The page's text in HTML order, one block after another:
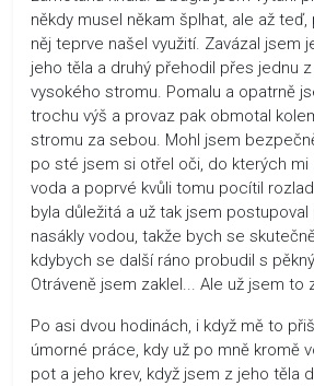
někdy musel někam šplhat, ale až
něj teprve našel využití. Zavázal jsem
jeho těla a druhý přehodil přes jednu
vysokého stromu. Pomalu a opatrně
trochu výš a provaz pak obmotal
stromu za sebou. Mohl jsem
po sté jsem si otřel oči, do kterých mi
voda a poprvé kvůli tomu pocítil
byla důležitá a už tak jsem
nasákly vodou, takže bych se
kdybych se další ráno probudil s
Otráveně jsem zaklel... Ale už jsem to
Po asi dvou hodinách, i když mě to
úmorné práce, kdy už po mně kromě
pot a jeho krev, když jsem z jeho těla